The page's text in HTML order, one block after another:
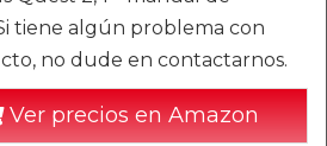
tiene algún problema con
no dude en contactarnos.
Ver precios en Amazon